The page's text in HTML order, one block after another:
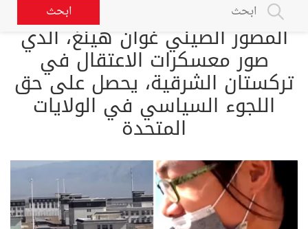
ابحث
المصور الصيني غوان هينغ، الذي
صور معسكرات الاعتقال في
تركستان الشرقية، يحصل على حق
اللجوء السياسي في الولايات
المتحدة